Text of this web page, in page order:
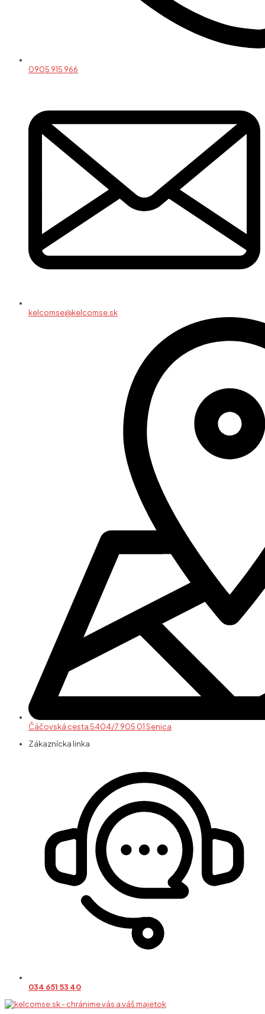
0905 915 966
kelcomse@kelcomse.sk
Čáčovská cesta 5404/7 905 01 Senica
Zákaznícka linka
034 651 53 40